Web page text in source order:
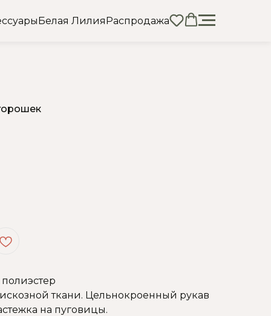
Белая ЛилияРаспродажа
полиэстер
ткани. Цельнокроенный рукав
на пуговицы.